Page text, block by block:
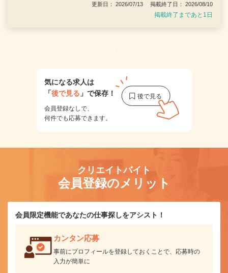
更新日： 2026/07/13 掲載終了日： 2026/08/10
掲載終了まであと1日
1
気になる求人は
「後で見る 」で保存！
会員登録なしで、
何件でも応募できます。
クリエイトバイト
会員登録のメリット
会員限定機能であなたの仕事探しをアシスト！
カンタン応募
事前にプロフィールを登録しておくことで、応募時の
入力が簡単に